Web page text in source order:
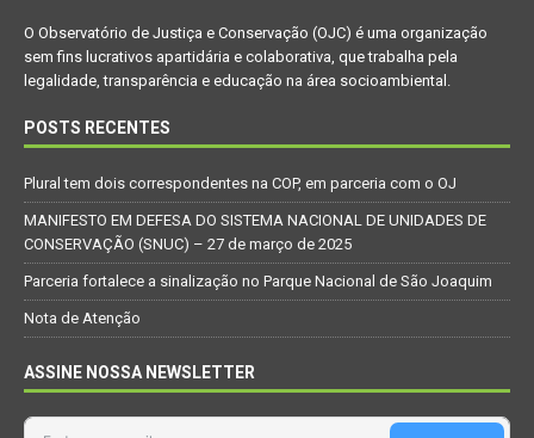
O Observatório de Justiça e Conservação (OJC) é uma organização
sem fins lucrativos apartidária e colaborativa, que trabalha pela
legalidade, transparência e educação na área socioambiental.
POSTS RECENTES
Plural tem dois correspondentes na COP, em parceria com o OJ
MANIFESTO EM DEFESA DO SISTEMA NACIONAL DE UNIDADES DE
CONSERVAÇÃO (SNUC) – 27 de março de 2025
Parceria fortalece a sinalização no Parque Nacional de São Joaquim
Nota de Atenção
ASSINE NOSSA NEWSLETTER